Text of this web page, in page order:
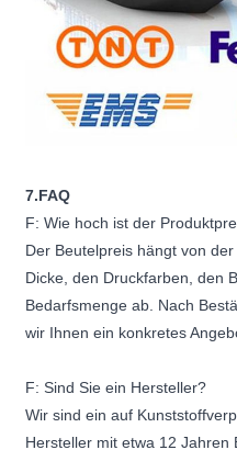
7.FAQ
F: Wie hoch ist der
Der Beutelpreis hängt von
Dicke, den Druckfarben, den
Bedarfsmenge ab. Nach
wir Ihnen ein konkretes
F: Sind Sie ein Hersteller?
Wir sind ein auf
Hersteller mit etwa 12 Jahren